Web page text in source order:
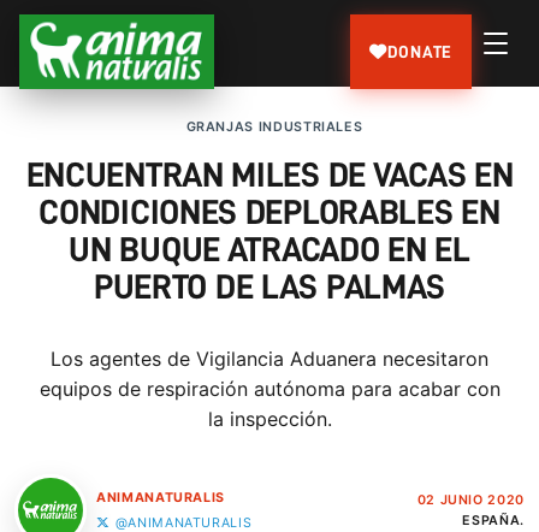
DONATE
GRANJAS INDUSTRIALES
ENCUENTRAN MILES DE VACAS EN
CONDICIONES DEPLORABLES EN
UN BUQUE ATRACADO EN EL
PUERTO DE LAS PALMAS
Los agentes de Vigilancia Aduanera necesitaron
equipos de respiración autónoma para acabar con
la inspección.
ANIMANATURALIS
@ANIMANATURALIS
02 JUNIO 2020
ESPAÑA.